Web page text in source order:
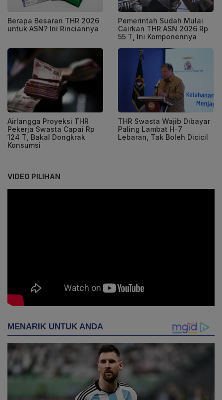
Berapa Besaran THR 2026
untuk ASN? Ini Rinciannya
Pemerintah Sudah Mulai
Cairkan THR ASN 2026 Rp
55 T, Ini Komponennya
Airlangga Proyeksi THR
Pekerja Swasta Capai Rp
124 T, Bakal Dongkrak
Konsumsi
THR Swasta Wajib Dibayar
Paling Lambat H-7
Lebaran, Tak Boleh Dicicil
VIDEO PILIHAN